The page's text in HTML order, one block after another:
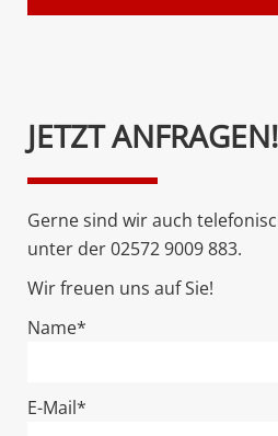
Bitte
lasse
dieses
leer.
JETZT ANFRAGEN!
Gerne sind wir auch
unter der 02572 9009 883.
Wir freuen uns auf Sie!
Name*
E-Mail*